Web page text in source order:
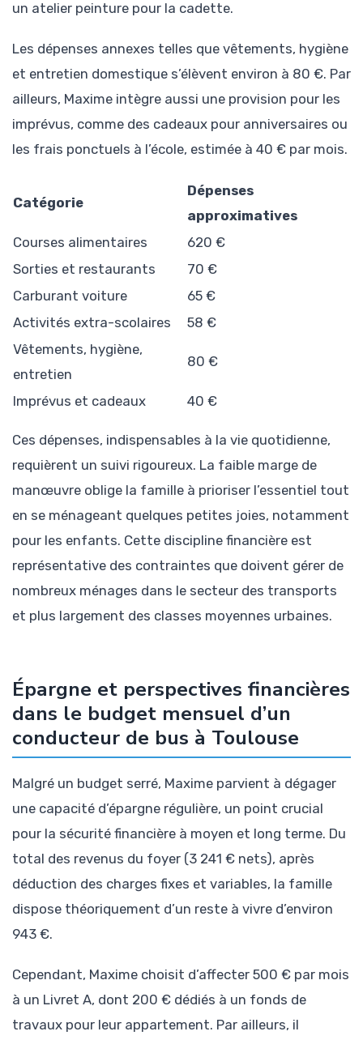
un atelier peinture pour la cadette.
Les dépenses annexes telles que vêtements, hygiène
et entretien domestique s’élèvent environ à 80 €. Par
ailleurs, Maxime intègre aussi une provision pour les
imprévus, comme des cadeaux pour anniversaires ou
les frais ponctuels à l’école, estimée à 40 € par mois.
Catégorie
Dépenses
approximatives
Courses alimentaires
620 €
Sorties et restaurants
70 €
Carburant voiture
65 €
Activités extra-scolaires
58 €
Vêtements, hygiène,
entretien
80 €
Imprévus et cadeaux 40 €
Ces dépenses, indispensables à la vie quotidienne,
requièrent un suivi rigoureux. La faible marge de
manœuvre oblige la famille à prioriser l’essentiel tout
en se ménageant quelques petites joies, notamment
pour les enfants. Cette discipline financière est
représentative des contraintes que doivent gérer de
nombreux ménages dans le secteur des transports
et plus largement des classes moyennes urbaines.
Épargne et perspectives financières
dans le budget mensuel d’un
conducteur de bus à Toulouse
Malgré un budget serré, Maxime parvient à dégager
une capacité d’épargne régulière, un point crucial
pour la sécurité financière à moyen et long terme. Du
total des revenus du foyer (3 241 € nets), après
déduction des charges fixes et variables, la famille
dispose théoriquement d’un reste à vivre d’environ
943 €.
Cependant, Maxime choisit d’affecter 500 € par mois
à un Livret A, dont 200 € dédiés à un fonds de
travaux pour leur appartement. Par ailleurs, il